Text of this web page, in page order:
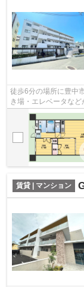
徒歩6分の場所に豊中
き場・エレベータな
て経路を選べる、2駅
賃貸 | マンション